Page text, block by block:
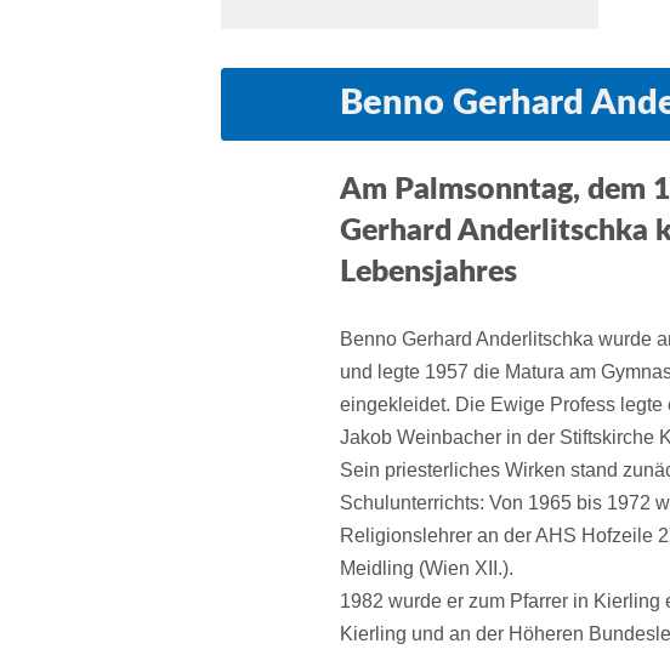
Benno Gerhard
Am Palmsonntag, dem
Gerhard Anderlitschka
Lebensjahres
Benno Gerhard Anderlitschka wurde
und legte 1957 die Matura am
eingekleidet. Die Ewige Profess
Jakob Weinbacher in der Stiftskirche
Sein priesterliches Wirken stand
Schulunterrichts: Von 1965 bis 1972
Religionslehrer an der AHS Hofzeile
Meidling (Wien XII.).
1982 wurde er zum Pfarrer in
Kierling und an der Höheren